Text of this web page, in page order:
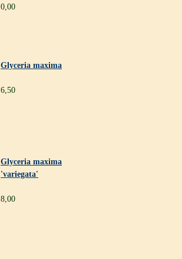
0,00
Glyceria maxima
6,50
Glyceria maxima
'variegata'
8,00